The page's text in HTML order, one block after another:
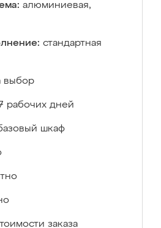
алюминиевая,
стандартная
выбор
рабочих дней
шкаф
заказа